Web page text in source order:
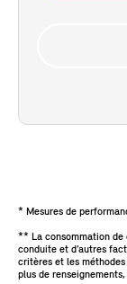
* Mesures de
** La consommation de
conduite et d’autres
critères et les méthodes
plus de